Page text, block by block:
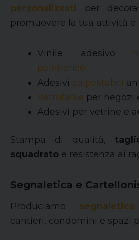
personalizzati per
promuovere la tua attività e
Vinile adesivo
polimerico
Adesivi calpestabili
Vetrofanie per negozi
Adesivi per vetrine e
Stampa di qualità,
squadrato e resistenza ai
Segnaletica e
Produciamo
cantieri, condomini e spazi